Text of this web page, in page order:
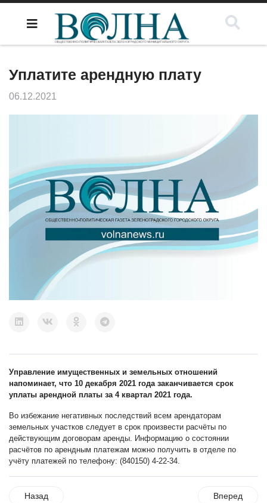
Уплатите арендную плату
06.12.2021
Управление имущественных и земельных отношений
напоминает, что 10 декабря 2021 года заканчивается срок
уплаты арендной платы за 4 квартал 2021 года.
Во избежание негативных последствий всем арендаторам
земельных участков следует в срок произвести расчёты по
действующим договорам аренды. Информацию о состоянии
расчётов по арендным платежам можно получить в отделе по
учёту платежей по телефону: (840150) 4-22-34.
Назад Вперед